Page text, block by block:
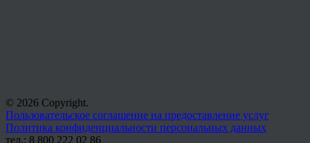
© 2026 Copyright.
Пользовательское соглашение на предоставление услуг
Политика конфиденциальности персональных данных
тел.: 8 800 222 02 86